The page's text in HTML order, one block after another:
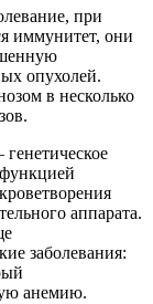
при
иммунитет, они
опухолей.
в несколько
аппарата.
заболевания:
анемию.